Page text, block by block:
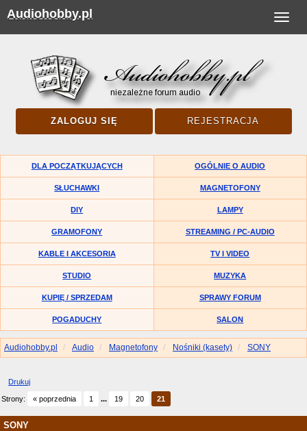
Toggle
Audiohobby.pl
ZALOGUJ SIĘ REJESTRACJA
DLA POCZĄTKUJĄCYCH OGÓLNIE O AUDIO
SŁUCHAWKI MAGNETOFONY
DIY LAMPY
GRAMOFONY STREAMING / PC-AUDIO
KABLE I AKCESORIA TV I VIDEO
STUDIO MUZYKA
KUPIĘ / SPRZEDAM SPRAWY FORUM
POGADUCHY SALON
Audiohobby.pl Audio Magnetofony Nośniki (kasety) SONY
Drukuj
Strony: « poprzednia 1 ... 19 20 21
SONY